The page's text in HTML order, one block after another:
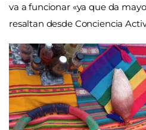
va a funcionar «ya que da
resaltan desde Conciencia